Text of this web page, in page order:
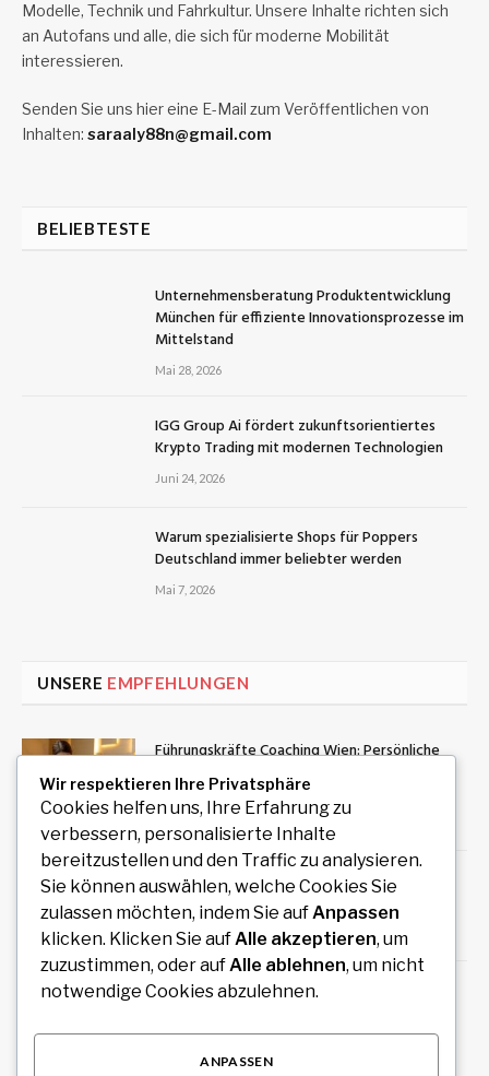
Modelle, Technik und Fahrkultur. Unsere Inhalte richten sich
an Autofans und alle, die sich für moderne Mobilität
interessieren.
Senden Sie uns hier eine E-Mail zum Veröffentlichen von
Inhalten: saraaly88n@gmail.com
BELIEBTESTE
Unternehmensberatung Produktentwicklung
München für effiziente Innovationsprozesse im
Mittelstand
Mai 28, 2026
IGG Group Ai fördert zukunftsorientiertes
Krypto Trading mit modernen Technologien
Juni 24, 2026
Warum spezialisierte Shops für Poppers
Deutschland immer beliebter werden
Mai 7, 2026
UNSERE EMPFEHLUNGEN
Führungskräfte Coaching Wien: Persönliche
Entwicklung als Grundlage erfolgreicher
Führung
August 9, 2026
Wäschereibedarf kaufen für professionelle
und gewerbliche Wäschereien
August 9, 2026
Wäschereieinrichtung für hygienische und
Wir respektieren Ihre Privatsphäre
Cookies helfen uns, Ihre Erfahrung zu
verbessern, personalisierte Inhalte
bereitzustellen und den Traffic zu analysieren.
Sie können auswählen, welche Cookies Sie
zulassen möchten, indem Sie aufAnpassen
klicken. Klicken Sie aufAlle akzeptieren, um
zuzustimmen, oder aufAlle ablehnen, um nicht
notwendige Cookies abzulehnen.
ANPASSEN